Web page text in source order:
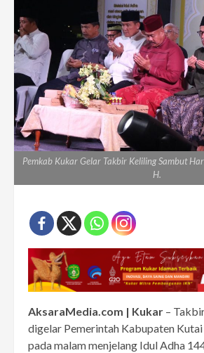
Pemkab Kukar Gelar Takbir Keliling Sambut
H.
AksaraMedia.com | Kukar –
digelar Pemerintah Kabupaten
pada malam menjelang Idul Adha